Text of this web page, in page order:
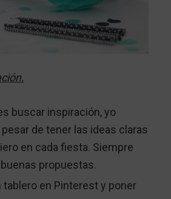
buscar inspiración, yo
de tener las ideas claras
en cada fiesta. Siempre
propuestas.
en Pinterest y poner